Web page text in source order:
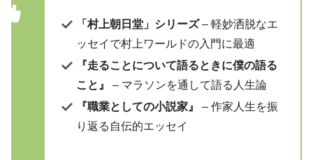
「村上朝日堂」シリーズ– 軽妙洒脱なエ
ッセイで村上ワールドの入門に最適
『走ることについて語るときに僕の語る
こと』
– マラソンを通して語る人生論
『職業としての小説家』
– 作家人生を振
り返る自伝的エッセイ